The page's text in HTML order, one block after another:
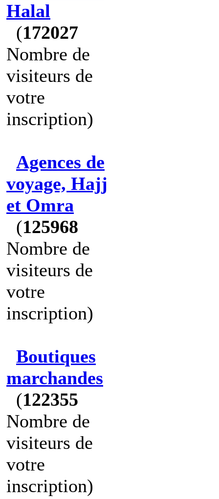
Halal
(172027
Nombre de
visiteurs de
votre
inscription)
Agences de
voyage, Hajj
et Omra
(125968
Nombre de
visiteurs de
votre
inscription)
Boutiques
marchandes
(122355
Nombre de
visiteurs de
votre
inscription)